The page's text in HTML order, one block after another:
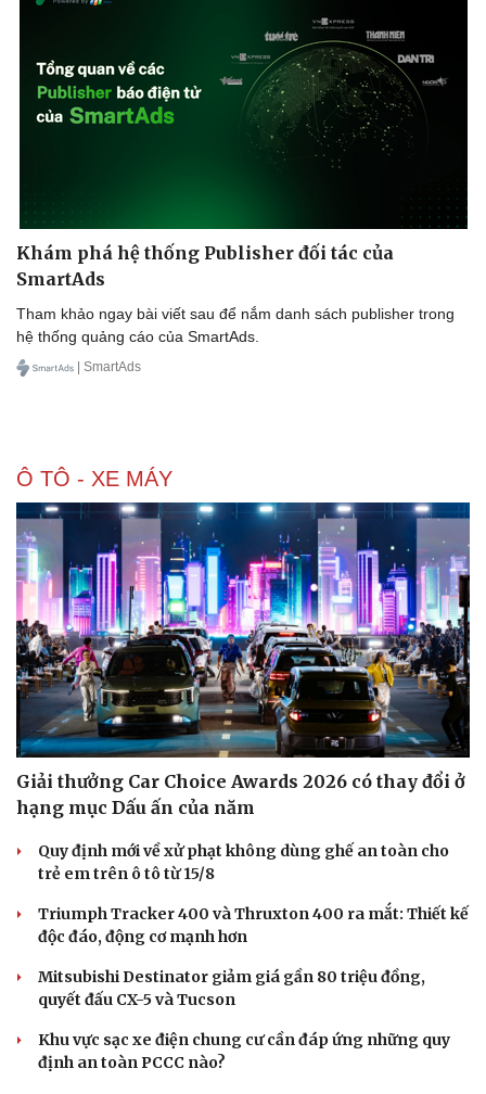
Khám phá hệ thống Publisher đối tác của
SmartAds
Tham khảo ngay bài viết sau để nắm danh sách publisher trong
hệ thống quảng cáo của SmartAds.
| SmartAds
Ô TÔ - XE MÁY
Giải thưởng Car Choice Awards 2026 có thay đổi ở
hạng mục Dấu ấn của năm
Quy định mới về xử phạt không dùng ghế an toàn cho
trẻ em trên ô tô từ 15/8
Triumph Tracker 400 và Thruxton 400 ra mắt: Thiết kế
độc đáo, động cơ mạnh hơn
Mitsubishi Destinator giảm giá gần 80 triệu đồng,
quyết đấu CX-5 và Tucson
Khu vực sạc xe điện chung cư cần đáp ứng những quy
định an toàn PCCC nào?